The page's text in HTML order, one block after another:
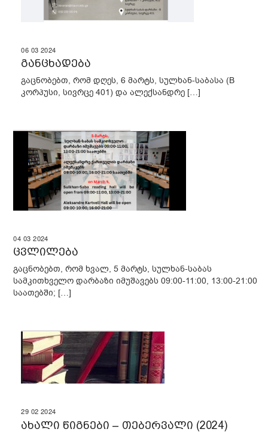
06 03 2024
განცხადება
გაცნობებთ, რომ დღეს, 6 მარტს, სულხან-საბასა (B
კორპუსი, სივრცე 401) და ალექსანდრე […]
04 03 2024
ცვლილება
გაცნობებთ, რომ ხვალ, 5 მარტს, სულხან-საბას
სამკითხველო დარბაზი იმუშავებს 09:00-11:00, 13:00-21:00
საათებში; […]
29 02 2024
ახალი წიგნები – თებერვალი (2024)